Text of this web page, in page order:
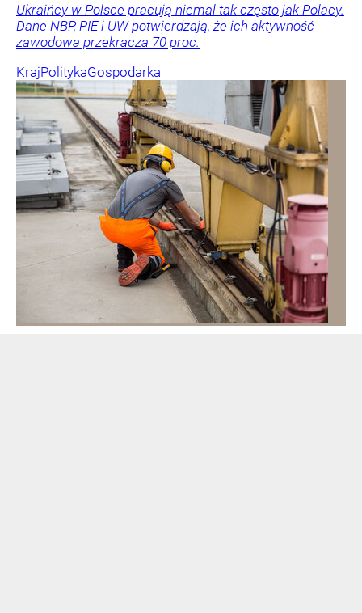
Ukraińcy w Polsce pracują niemal tak często jak Polacy.
Dane NBP, PIE i UW potwierdzają, że ich aktywność
zawodowa przekracza 70 proc.
KrajPolitykaGospodarka